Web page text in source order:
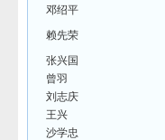
邓绍平
赖先荣
张兴国
曾羽
刘志庆
王兴
沙学忠